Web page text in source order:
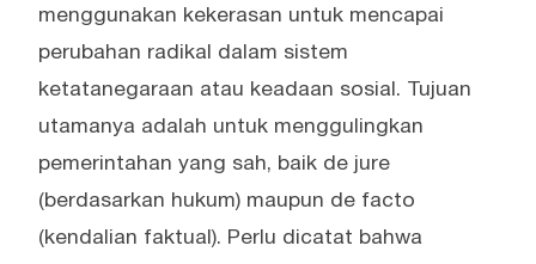
menggunakan kekerasan untuk mencapai
perubahan radikal dalam sistem
ketatanegaraan atau keadaan sosial. Tujuan
utamanya adalah untuk menggulingkan
pemerintahan yang sah, baik de jure
(berdasarkan hukum) maupun de facto
(kendalian faktual). Perlu dicatat bahwa